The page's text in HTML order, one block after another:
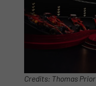
Credits: Thomas Prior